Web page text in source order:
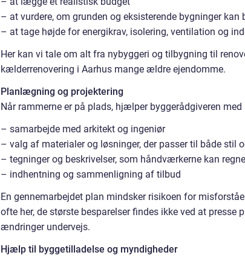
– at vurdere, om grunden og eksisterende bygninger
– at tage højde for energikrav, isolering, ventilation og
Her kan vi tale om alt fra nybyggeri og tilbygning til
kælderrenovering i Aarhus mange ældre ejendomme.
Planlægning og projektering
Når rammerne er på plads, hjælper byggerådgiveren med
– samarbejde med arkitekt og ingeniør
– valg af materialer og løsninger, der passer til både stil
– tegninger og beskrivelser, som håndværkerne kan
– indhentning og sammenligning af tilbud
En gennemarbejdet plan mindsker risikoen for
ofte her, de største besparelser findes ikke ved at presse
ændringer undervejs.
Hjælp til byggetilladelse og myndigheder